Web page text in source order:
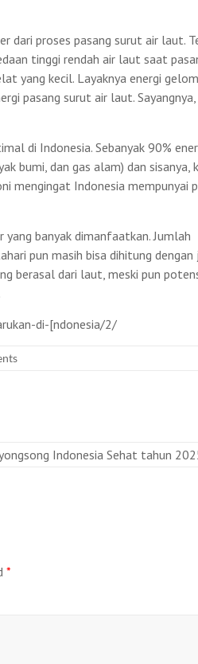
dari proses pasang surut air laut.
tinggi rendah air laut saat
yang kecil. Layaknya energi
pasang surut air laut.
di Indonesia. Sebanyak 90%
bumi, dan gas alam) dan sisanya,
mengingat Indonesia mempunyai
yang banyak dimanfaatkan. Jumlah
pun masih bisa dihitung dengan
berasal dari laut, meski pun
di-[ndonesia/2/
Indonesia Sehat tahun
*